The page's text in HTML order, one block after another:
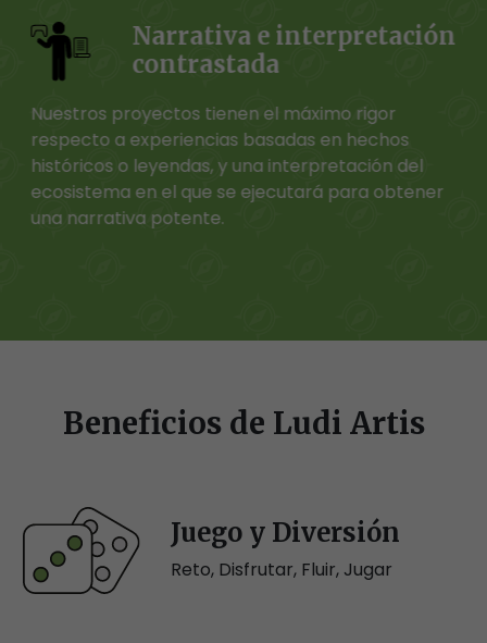
Narrativa e interpretación
contrastada
Nuestros proyectos tienen el máximo rigor
respecto a experiencias basadas en hechos
históricos o leyendas, y una interpretación del
ecosistema en el que se ejecutará para obtener
una narrativa potente.
Beneficios de Ludi Artis
Juego y Diversión
Reto, Disfrutar, Fluir, Jugar